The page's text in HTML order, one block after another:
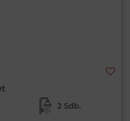
2 Sdb.